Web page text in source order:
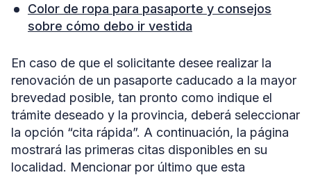
Color de ropa para pasaporte y consejos
sobre cómo debo ir vestida
En caso de que el solicitante desee realizar la
renovación de un pasaporte caducado a la mayor
brevedad posible, tan pronto como indique el
trámite deseado y la provincia, deberá seleccionar
la opción “cita rápida”. A continuación, la página
mostrará las primeras citas disponibles en su
localidad. Mencionar por último que esta